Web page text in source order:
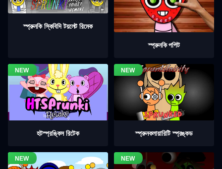
স্প্রুনকি স্কিবিদি টয়লেট রিমেক
স্প্রুনকি পপিট
হটস্প্রঙ্কিস রিটেক স্প্রুনকলায়ারিটি স্প্রঙ্কড